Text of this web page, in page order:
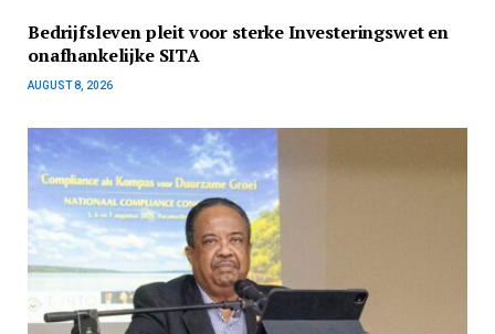
Bedrijfsleven pleit voor sterke Investeringswet en
onafhankelijke SITA
AUGUST 8, 2026